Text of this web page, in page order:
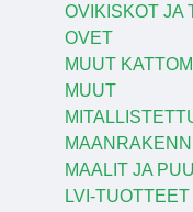
OVIKISKOT JA
OVET
MUUT
MUUT
MAALIT JA
LVI-TUOTTEET